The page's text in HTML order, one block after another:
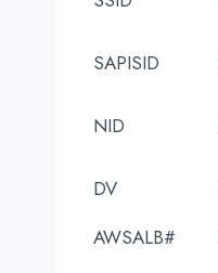
SAPISID
NID
DV
AWSALB#